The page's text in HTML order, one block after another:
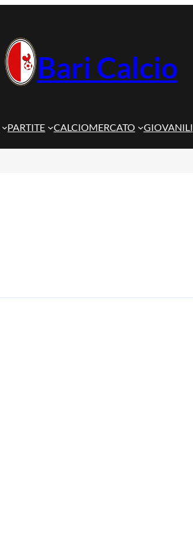
Bari Calcio
PARTITE CALCIOMERCATO GIOVANILI